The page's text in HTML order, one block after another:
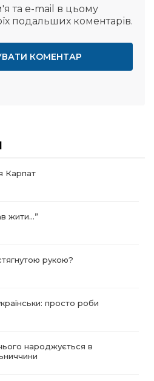
та e-mail в цьому
подальших коментарів.
Карпат
жити…”
рукою?
просто роби
народжується в